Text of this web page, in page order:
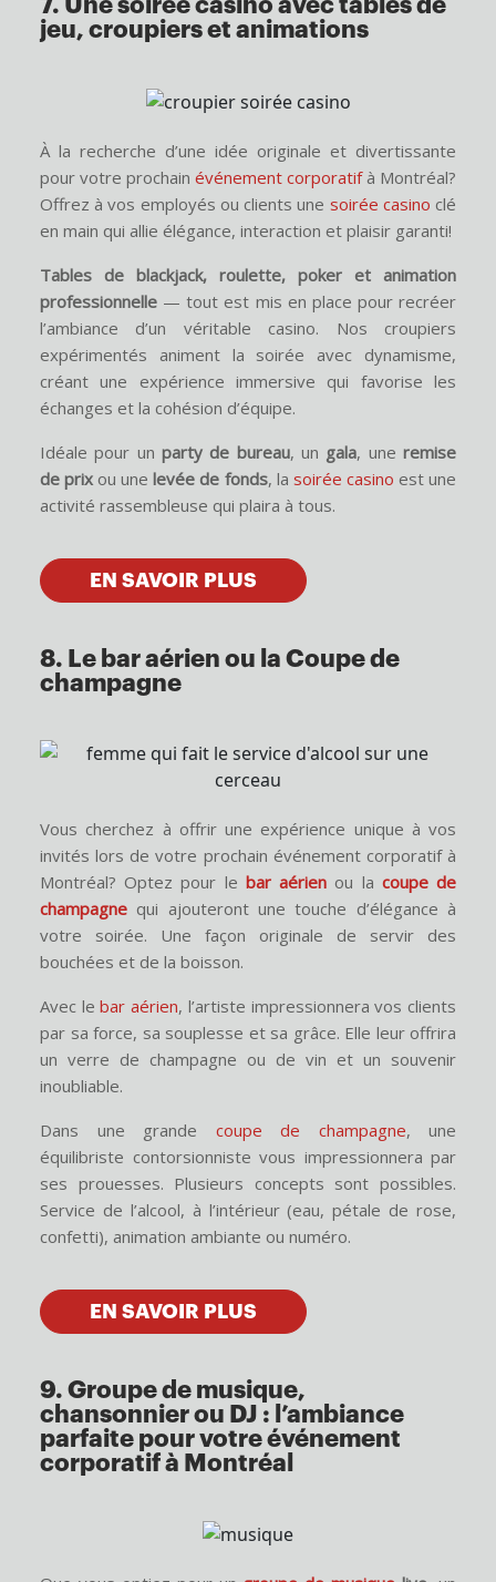
7. Une soirée casino avec tables de
jeu, croupiers et animations
À la recherche d’une idée originale et divertissante
pour votre prochain événement corporatifà Montréal?
Offrez à vos employés ou clients une soirée casino clé
en main qui allie élégance, interaction et plaisir garanti!
Tables de blackjack, roulette, poker et animation
professionnelle — tout est mis en place pour recréer
l’ambiance d’un véritable casino. Nos croupiers
expérimentés animent la soirée avec dynamisme,
créant une expérience immersive qui favorise les
échanges et la cohésion d’équipe.
Idéale pour un party de bureau, un gala, uneremise
de prix ou unelevée de fonds, la soirée casino est une
activité rassembleuse qui plaira à tous.
EN SAVOIR PLUS
8. Le bar aérien ou la Coupe de
champagne
Vous cherchez à offrir une expérience unique à vos
invités lors de votre prochain événement corporatif à
Montréal? Optez pour le bar aérien ou la coupe de
champagne qui ajouteront une touche d’élégance à
votre soirée. Une façon originale de servir des
bouchées et de la boisson.
Avec lebar aérien, l’artiste impressionnera vos clients
par sa force, sa souplesse et sa grâce. Elle leur offrira
un verre de champagne ou de vin et un souvenir
inoubliable.
Dans une grande coupe de champagne, une
équilibriste contorsionniste vous impressionnera par
ses prouesses. Plusieurs concepts sont possibles.
Service de l’alcool, à l’intérieur (eau, pétale de rose,
confetti), animation ambiante ou numéro.
EN SAVOIR PLUS
9. Groupe de musique,
chansonnier ou DJ : l’ambiance
parfaite pour votre événement
corporatif à Montréal